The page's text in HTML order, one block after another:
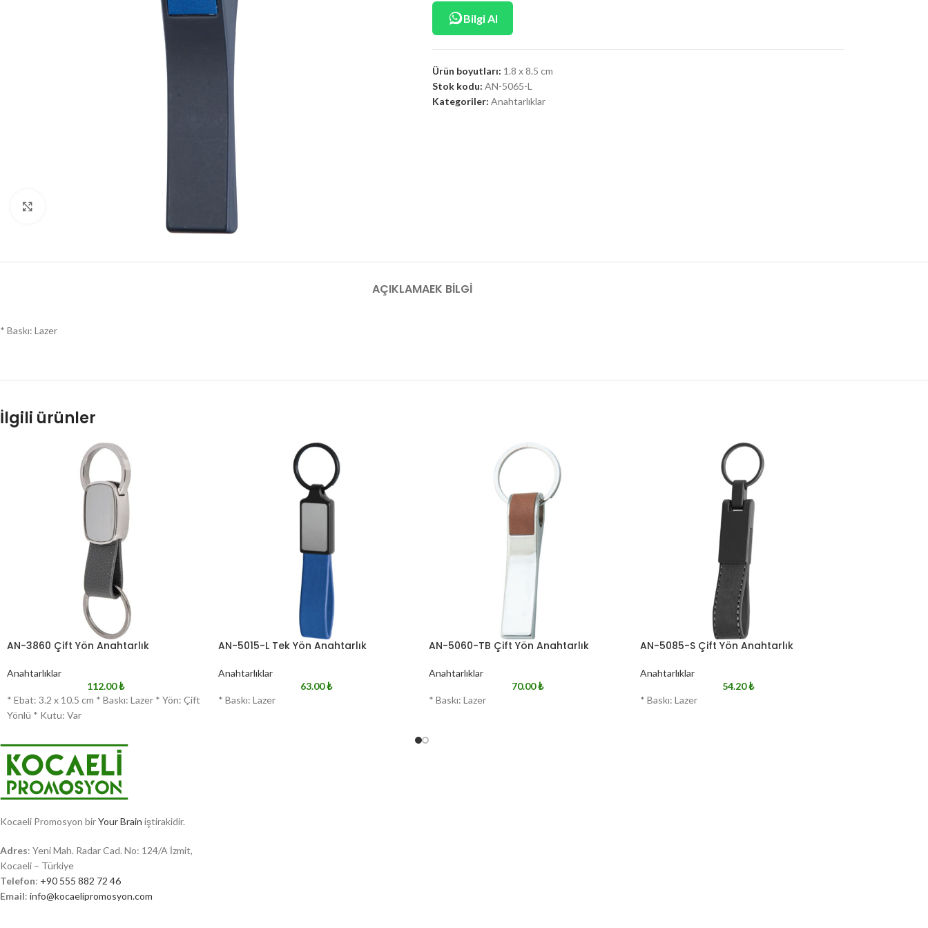
Bilgi Al
Ürün boyutları: 1.8 x 8.5 cm
Stok kodu: AN-5065-L
Kategoriler: Anahtarlıklar
AÇIKLAMAEK BILGI
* Baskı: Lazer
İlgili ürünler
AN-3860 Çift Yön Anahtarlık
Anahtarlıklar
112.00₺
* Ebat: 3.2 x 10.5 cm * Baskı: Lazer * Yön: Çift
Yönlü * Kutu: Var
AN-5015-L Tek Yön Anahtarlık
Anahtarlıklar
63.00₺
* Baskı: Lazer
AN-5060-TB Çift Yön Anahtarlık
Anahtarlıklar
70.00₺
* Baskı: Lazer
AN-5085-S Çift Yön Anahtarlık
Anahtarlıklar
54.20₺
* Baskı: Lazer
Kocaeli Promosyon birYour Brain iştirakidir.
Adres: Yeni Mah. Radar Cad. No: 124/A İzmit,
Kocaeli – Türkiye
Telefon: +90 555 882 72 46
Email: info@kocaelipromosyon.com